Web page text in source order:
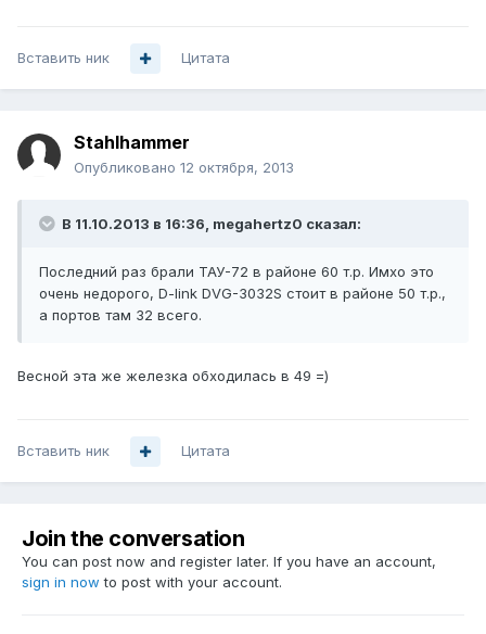
Вставить ник Цитата
Stahlhammer
Опубликовано 12 октября, 2013
В 11.10.2013 в 16:36, megahertz0 сказал:
Последний раз брали ТАУ-72 в районе 60 т.р. Имхо это
очень недорого, D-link DVG-3032S стоит в районе 50 т.р.,
а портов там 32 всего.
Весной эта же железка обходилась в 49 =)
Вставить ник Цитата
Join the conversation
You can post now and register later. If you have an account,
sign in now to post with your account.